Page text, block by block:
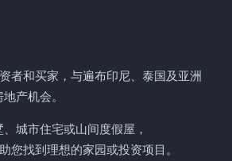
者和买家，与遍布印尼、泰国及亚洲
产机会。
城市住宅或山间度假屋，
您找到理想的家园或投资项目。